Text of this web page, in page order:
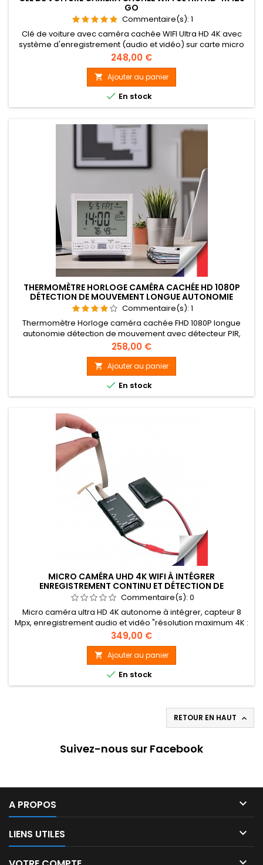
GO
Commentaire(s): 1
Clé de voiture avec caméra cachée WIFI Ultra HD 4K avec
système d'enregistrement (audio et vidéo) sur carte micro
SDHC 128Go incluse. Visualisation à distance sur smartphone
et tablette (iOs et Android), connexion WiFi directe.
Enregistrement vidéo et photographie, depuis la clé, ou à
distance depuis l'application mobile
Prix
248,00 €
 Ajouter au panier
 En stock
THERMOMÈTRE HORLOGE CAMÉRA CACHÉE HD 1080P
DÉTECTION DE MOUVEMENT LONGUE AUTONOMIE
Commentaire(s): 1
Thermomètre Horloge caméra cachée FHD 1080P longue
autonomie détection de mouvement avec détecteur PIR,
prise photo &amp; vidéo, mémoire microSDHC jusqu'à 64Go
Prix
258,00 €
 Ajouter au panier
 En stock
MICRO CAMÉRA UHD 4K WIFI À INTÉGRER
ENREGISTREMENT CONTINU ET DÉTECTION DE
MOUVEMENT MÉMOIRE 128GO
Commentaire(s): 0
Micro caméra ultra HD 4K autonome à intégrer, capteur 8
Mpx, enregistrement audio et vidéo "résolution maximum 4K :
3840×2160p@30 ips sur carte mémoire micro SDHC (128Go
incluse) à la détection de mouvement ou en continu,
contrôlable à distance via télécommande sans-fil ou par
connexion Wi-Fi (direct) via application smartphone
iOS/Android.
Prix
349,00 €
 Ajouter au panier
 En stock
RETOUR EN HAUT 
Suivez-nous sur Facebook
A PROPOS 
LIENS UTILES 